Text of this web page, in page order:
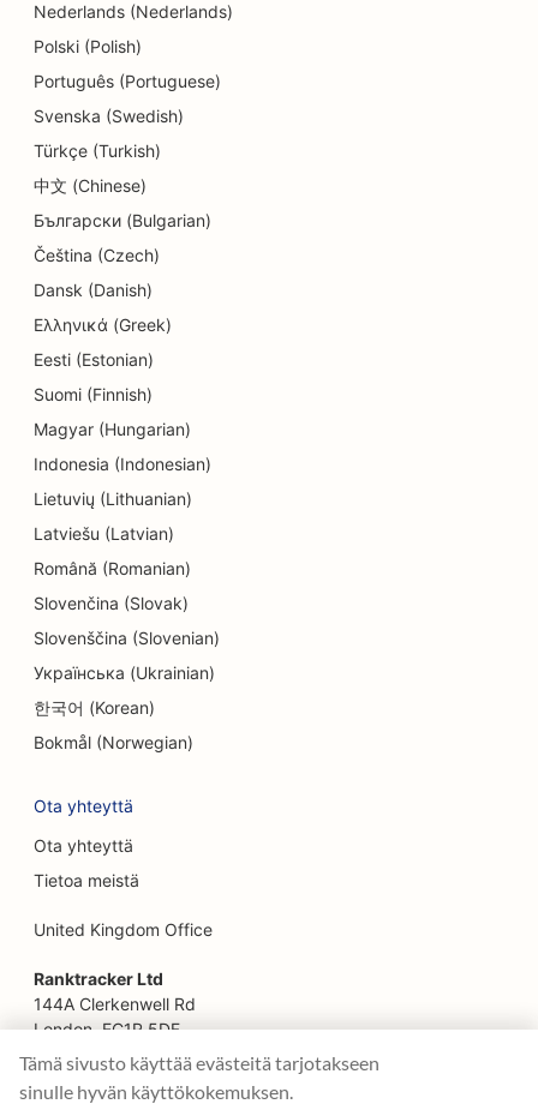
SEO ruokailijoille
SEO yksityiskohtien kaupoille
SEO donitsikaupoille
Koulutus- ja lastenhoitopalvelujen SEO
SEO kemiallisille pesuloille
SEO elektroniikkakaupoille
SEO endodontologeille
SEO for Entertainment &amp; Recreation
SEO insinööritoimistoille
EO etnisille ravintoloille
SEO pakohuoneita varten
SEO kasvojenkohotuspalveluille
SEO Farm-to-Table-ravintoloille
SEO rahoituspalveluille
SEO Fine Dining -ravintoloille
SEO pikaruokaravintoloille
SEO kukkakaupoille
SEO ruokakeskuksille
SEO Food Trucksille
Nederlands (Nederlands)
Polski (Polish)
Português (Portuguese)
Svenska (Swedish)
Türkçe (Turkish)
中文 (Chinese)
Български (Bulgarian)
Čeština (Czech)
Dansk (Danish)
Ελληνικά (Greek)
Eesti (Estonian)
Suomi (Finnish)
Magyar (Hungarian)
Indonesia (Indonesian)
Lietuvių (Lithuanian)
Latviešu (Latvian)
Română (Romanian)
Slovenčina (Slovak)
Slovenščina (Slovenian)
Українська (Ukrainian)
한국어 (Korean)
Bokmål (Norwegian)
Ota yhteyttä
Ota yhteyttä
Tietoa meistä
United Kingdom Office
Ranktracker Ltd
144A Clerkenwell Rd
London, EC1R 5DF
Company No: 08820809
felix@ranktracker.com
Tämä sivusto käyttää evästeitä tarjotakseen
sinulle hyvän käyttökokemuksen.